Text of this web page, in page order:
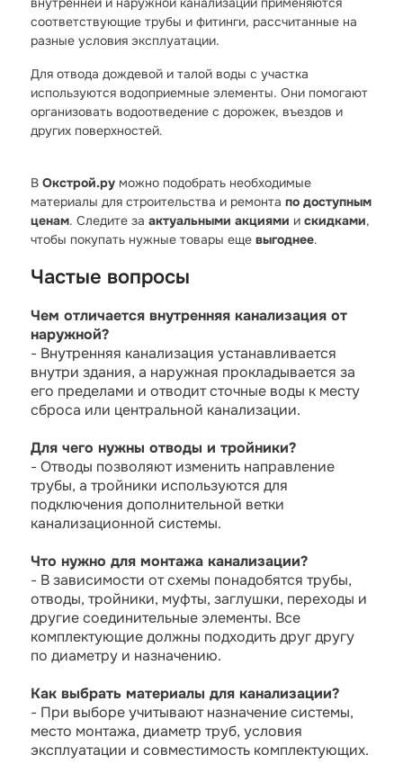
соответствующие трубы и фитинги, рассчитанные на
разные условия эксплуатации.
Для отвода дождевой и талой воды с участка
используются водоприемные элементы. Они помогают
организовать водоотведение с дорожек, въездов и
других поверхностей.
В Окстрой.ру можно подобрать необходимые
материалы для строительства и ремонта по доступным
ценам. Следите за актуальными акциями и скидками,
чтобы покупать нужные товары еще выгоднее.
Частые вопросы
Чем отличается внутренняя канализация от
наружной?
- Внутренняя канализация устанавливается
внутри здания, а наружная прокладывается за
его пределами и отводит сточные воды к месту
сброса или центральной канализации.
Для чего нужны отводы и тройники?
- Отводы позволяют изменить направление
трубы, а тройники используются для
подключения дополнительной ветки
канализационной системы.
Что нужно для монтажа канализации?
- В зависимости от схемы понадобятся трубы,
отводы, тройники, муфты, заглушки, переходы и
другие соединительные элементы. Все
комплектующие должны подходить друг другу
по диаметру и назначению.
Как выбрать материалы для канализации?
- При выборе учитывают назначение системы,
место монтажа, диаметр труб, условия
эксплуатации и совместимость комплектующих.